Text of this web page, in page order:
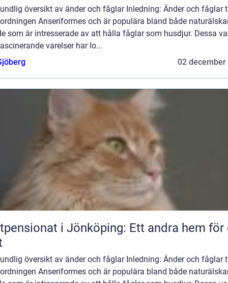
översikt av änder och fåglar Inledning: Änder och fåglar
Anseriformes och är populära bland både
som är intresserade av att hålla fåglar som husdjur. Dessa
varelser har lo...
02 december
i Jönköping: Ett andra hem för
översikt av änder och fåglar Inledning: Änder och fåglar
Anseriformes och är populära bland både